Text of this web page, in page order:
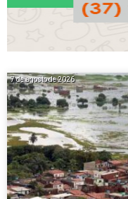
7 de agosto de 2026